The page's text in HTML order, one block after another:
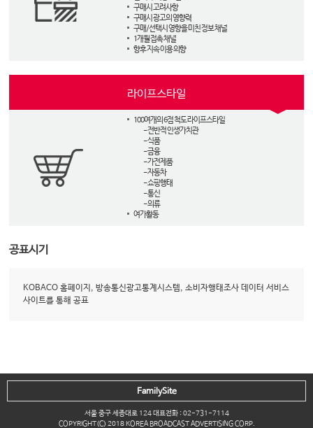
구매시 고려사항
구매시 광고의 영향력
구매/선택시 영향을 미친 정보 채널
1개월 접촉 채널
향후 지속 이용 의향
라이프스타일
100여개의 6점 척도 라이프스타일
- 전반적 인생가치관
- 식품
- 금융
- 가전제품
- 자동차
- 쇼핑행태
- 통신
- 의류
여가활동
공표시기
KOBACO 홈페이지, 방송통신광고통계시스템, 소비자행태조사 데이터 서비스
사이트를 통해 공표
서울 중구 세종대로 124 대표전화 : 02-731-7114
COPYRIGHT(C) 2018 KOREA BROADCAST ADVERTISING CORP.
FamilySite